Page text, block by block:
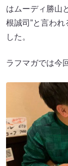
はムーディ勝山
根誠司”と言わ
した。
ラフマガでは今